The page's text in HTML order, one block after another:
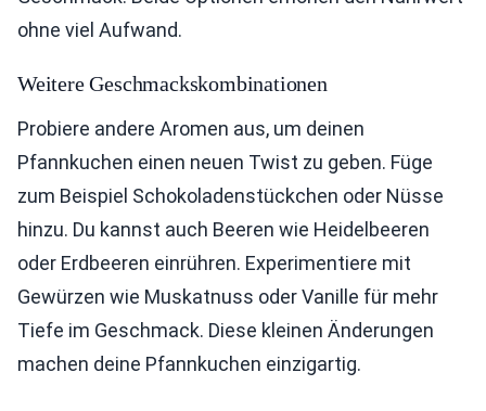
ohne viel Aufwand.
Weitere Geschmackskombinationen
Probiere andere Aromen aus, um deinen
Pfannkuchen einen neuen Twist zu geben. Füge
zum Beispiel Schokoladenstückchen oder Nüsse
hinzu. Du kannst auch Beeren wie Heidelbeeren
oder Erdbeeren einrühren. Experimentiere mit
Gewürzen wie Muskatnuss oder Vanille für mehr
Tiefe im Geschmack. Diese kleinen Änderungen
machen deine Pfannkuchen einzigartig.